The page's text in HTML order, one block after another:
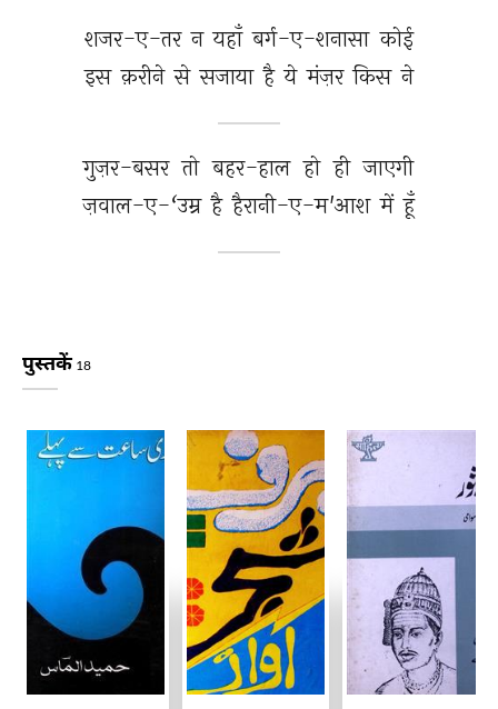
शजर-ए-तर न यहाँ बर्ग-ए-शनासा कोई
इस क़रीने से सजाया है ये मंज़र किस ने
गुज़र-बसर तो बहर-हाल हो ही जाएगी
ज़वाल-ए-‘उम्र है हैरानी-ए-म'आश में हूँ
पुस्तकें 18